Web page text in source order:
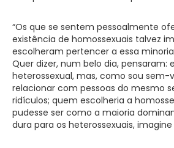
“Os que se sentem pessoalmente
existência de homossexuais talvez
escolheram pertencer a essa
Quer dizer, num belo dia, pensaram:
heterossexual, mas, como sou sem-
relacionar com pessoas do mesmo
ridículos; quem escolheria a
pudesse ser como a maioria
dura para os heterossexuais, imagine